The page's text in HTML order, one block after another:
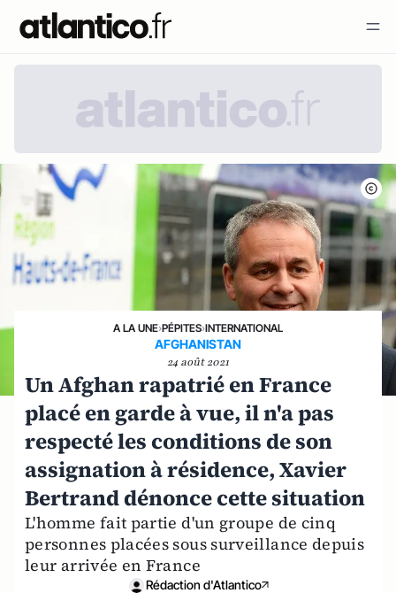
A LA UNE›PÉPITES›INTERNATIONAL
AFGHANISTAN
24 août 2021
Un Afghan rapatrié en France
placé en garde à vue, il n'a pas
respecté les conditions de son
assignation à résidence, Xavier
Bertrand dénonce cette situation
L'homme fait partie d'un groupe de cinq
personnes placées sous surveillance depuis
leur arrivée en France
Rédaction d'Atlantico